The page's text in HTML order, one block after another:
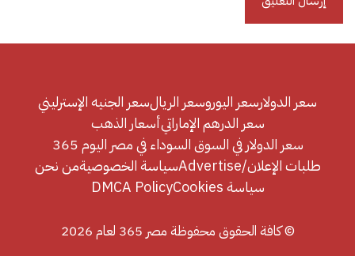
سعر الدولارسعر اليوروسعر الريالسعر الجنيه الإسترليني
سعر الدرهم الإماراتيأسعار الذهب
سعر الدولار في السوق السوداء في مصر اليوم 365
طلبات الإعلان/Advertise
سياسة الخصوصيةمن نحن
سياسة Cookies
DMCA Policy
© كافة الحقوق محفوظة مصر 365 لعام 2026